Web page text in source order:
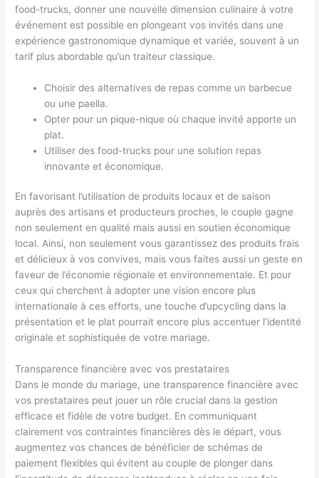
food-trucks, donner une nouvelle dimension culinaire à votre
événement est possible en plongeant vos invités dans une
expérience gastronomique dynamique et variée, souvent à un
tarif plus abordable qu’un traiteur classique.
Choisir des alternatives de repas comme un barbecue
ou une paella.
Opter pour un pique-nique où chaque invité apporte un
plat.
Utiliser des food-trucks pour une solution repas
innovante et économique.
En favorisant l’utilisation de produits locaux et de saison
auprès des artisans et producteurs proches, le couple gagne
non seulement en qualité mais aussi en soutien économique
local. Ainsi, non seulement vous garantissez des produits frais
et délicieux à vos convives, mais vous faites aussi un geste en
faveur de l’économie régionale et environnementale. Et pour
ceux qui cherchent à adopter une vision encore plus
internationale à ces efforts, une touche d’upcycling dans la
présentation et le plat pourrait encore plus accentuer l’identité
originale et sophistiquée de votre mariage.
Transparence financière avec vos prestataires
Dans le monde du mariage, une transparence financière avec
vos prestataires peut jouer un rôle crucial dans la gestion
efficace et fidèle de votre budget. En communiquant
clairement vos contraintes financières dès le départ, vous
augmentez vos chances de bénéficier de schémas de
paiement flexibles qui évitent au couple de plonger dans